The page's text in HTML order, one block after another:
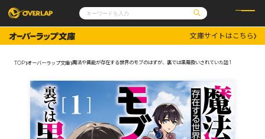
コミックガルド
コミッククリエ
文庫
ノベルス
その他
コミックエッセイ
ポケットモンスター
アニメ
ゲーム
通販・NEWS
OVERLAP STORE
オーバーラップ広報室
企業
会社概要
採用情報
アクセス
オーバーラップホールディングス
オーバーラップ文庫
文庫サイトはこちら
TOP オーバーラップ文庫 魔法や異能が存在する世界のモブのはずが、裏では黒幕扱いされていた話 1